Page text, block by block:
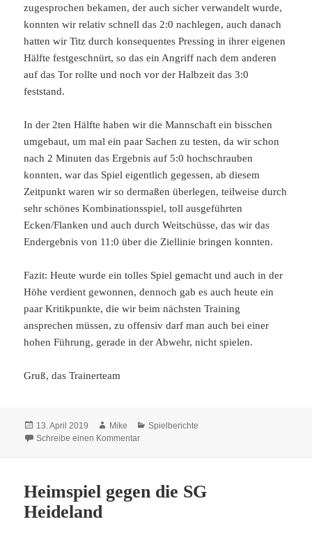
zugesprochen bekamen, der auch sicher verwandelt wurde,
konnten wir relativ schnell das 2:0 nachlegen, auch danach
hatten wir Titz durch konsequentes Pressing in ihrer eigenen
Hälfte festgeschnürt, so das ein Angriff nach dem anderen
auf das Tor rollte und noch vor der Halbzeit das 3:0
feststand.
In der 2ten Hälfte haben wir die Mannschaft ein bisschen
umgebaut, um mal ein paar Sachen zu testen, da wir schon
nach 2 Minuten das Ergebnis auf 5:0 hochschrauben
konnten, war das Spiel eigentlich gegessen, ab diesem
Zeitpunkt waren wir so dermaßen überlegen, teilweise durch
sehr schönes Kombinationsspiel, toll ausgeführten
Ecken/Flanken und auch durch Weitschüsse, das wir das
Endergebnis von 11:0 über die Ziellinie bringen konnten.
Fazit: Heute wurde ein tolles Spiel gemacht und auch in der
Höhe verdient gewonnen, dennoch gab es auch heute ein
paar Kritikpunkte, die wir beim nächsten Training
ansprechen müssen, zu offensiv darf man auch bei einer
hohen Führung, gerade in der Abwehr, nicht spielen.
Gruß, das Trainerteam
Veröffentlicht
am
13. April 2019 Autor
Mike Kategorien
Spielberichte
Schreibe einen Kommentarzu 13.04.19 Heimspiel gegen die SG Titzer
Heimspiel gegen die SG
Heideland